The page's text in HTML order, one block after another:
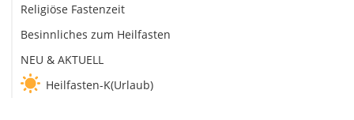
Religiöse Fastenzeit
Besinnliches zum Heilfasten
NEU & AKTUELL
Heilfasten-K(Urlaub)